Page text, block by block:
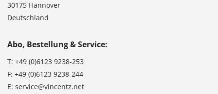
30175 Hannover
Deutschland
Abo, Bestellung & Service:
T: +49 (0)6123 9238-253
F: +49 (0)6123 9238-244
E: service@vincentz.net